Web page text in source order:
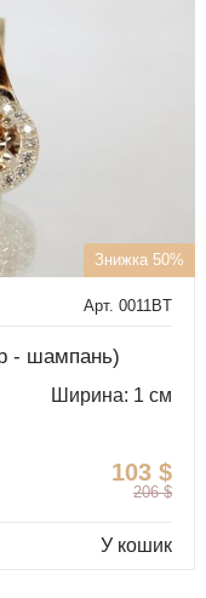
Знижка 50%
Арт. 0011BT
- шампань)
Ширина: 1 см
103 $
206 $
У кошик